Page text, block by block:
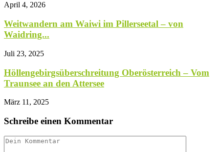
April 4, 2026
Weitwandern am Waiwi im Pillerseetal – von
Waidring...
Juli 23, 2025
Höllengebirgsüberschreitung Oberösterreich – Vom
Traunsee an den Attersee
März 11, 2025
Schreibe einen Kommentar